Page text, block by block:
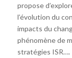
propose
l’évolution du
impacts du
phénomène de
stratégies ISR….